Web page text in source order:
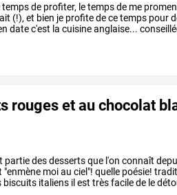
tempsde profiter, letempsde me
(!), et bien je profitedecetemps pour
datec'est la cuisineanglaise...
rouges et au chocolat
partiedesdessertsque l'on connaît
"enmène moiau ciel"! quelle poésie!
biscuits italiens il est trèsfacilede le